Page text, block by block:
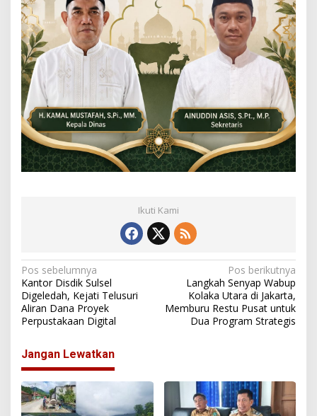
Ikuti Kami
N
a
v
g
a
s
Pos sebelumnya
Kantor Disdik Sulsel
Digeledah, Kejati Telusuri
Aliran Dana Proyek
Perpustakaan Digital
Pos berikutnya
Langkah Senyap Wabup
Kolaka Utara di Jakarta,
Memburu Restu Pusat untuk
Dua Program Strategis
Jangan Lewatkan